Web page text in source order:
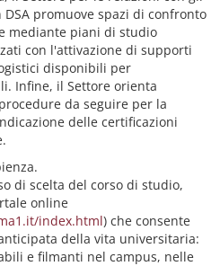
promuove spazi di confronto
mediante piani di studio
con l'attivazione di supporti
disponibili per
Infine, il Settore orienta
da seguire per la
delle certificazioni
di scelta del corso di studio,
online
index.html) che consente
della vita universitaria:
e filmanti nel campus, nelle